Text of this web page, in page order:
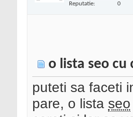
Reputatie: 0
o lista seo cu
puteti sa faceti
pare, o lista seo